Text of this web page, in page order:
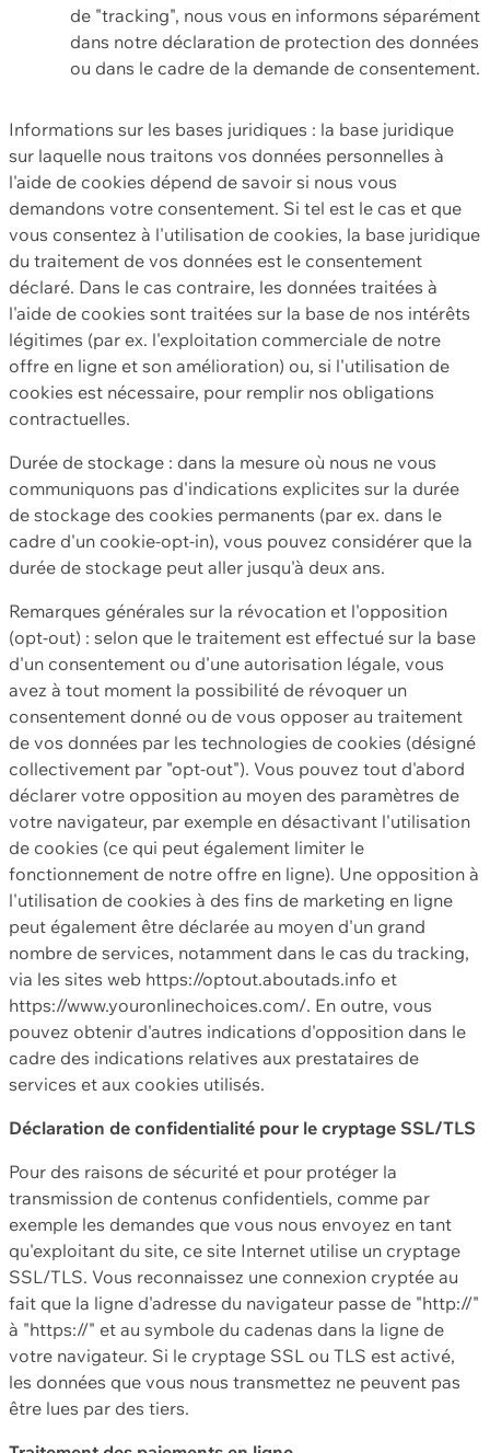
de "tracking", nous vous en informons séparément
dans notre déclaration de protection des données
ou dans le cadre de la demande de consentement.
Informations sur les bases juridiques : la base juridique
sur laquelle nous traitons vos données personnelles à
l'aide de cookies dépend de savoir si nous vous
demandons votre consentement. Si tel est le cas et que
vous consentez à l'utilisation de cookies, la base juridique
du traitement de vos données est le consentement
déclaré. Dans le cas contraire, les données traitées à
l'aide de cookies sont traitées sur la base de nos intérêts
légitimes (par ex. l'exploitation commerciale de notre
offre en ligne et son amélioration) ou, si l'utilisation de
cookies est nécessaire, pour remplir nos obligations
contractuelles.
Durée de stockage : dans la mesure où nous ne vous
communiquons pas d'indications explicites sur la durée
de stockage des cookies permanents (par ex. dans le
cadre d'un cookie-opt-in), vous pouvez considérer que la
durée de stockage peut aller jusqu'à deux ans.
Remarques générales sur la révocation et l'opposition
(opt-out) : selon que le traitement est effectué sur la base
d'un consentement ou d'une autorisation légale, vous
avez à tout moment la possibilité de révoquer un
consentement donné ou de vous opposer au traitement
de vos données par les technologies de cookies (désigné
collectivement par "opt-out"). Vous pouvez tout d'abord
déclarer votre opposition au moyen des paramètres de
votre navigateur, par exemple en désactivant l'utilisation
de cookies (ce qui peut également limiter le
fonctionnement de notre offre en ligne). Une opposition à
l'utilisation de cookies à des fins de marketing en ligne
peut également être déclarée au moyen d'un grand
nombre de services, notamment dans le cas du tracking,
via les sites web https://optout.aboutads.info et
https://www.youronlinechoices.com/. En outre, vous
pouvez obtenir d'autres indications d'opposition dans le
cadre des indications relatives aux prestataires de
services et aux cookies utilisés.
Déclaration de confidentialité pour le cryptage SSL/TLS
Pour des raisons de sécurité et pour protéger la
transmission de contenus confidentiels, comme par
exemple les demandes que vous nous envoyez en tant
qu'exploitant du site, ce site Internet utilise un cryptage
SSL/TLS. Vous reconnaissez une connexion cryptée au
fait que la ligne d'adresse du navigateur passe de "http://"
à "https://" et au symbole du cadenas dans la ligne de
votre navigateur. Si le cryptage SSL ou TLS est activé,
les données que vous nous transmettez ne peuvent pas
être lues par des tiers.